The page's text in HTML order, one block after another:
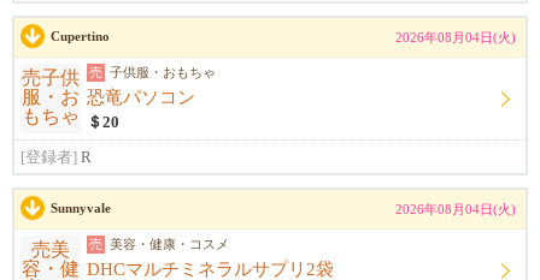
Cupertino 2026年08月04日(火)
売 子供服・おもちゃ
恐竜パソコン
＄20
[登録者] R
Sunnyvale 2026年08月04日(火)
売 美容・健康・コスメ
DHCマルチミネラルサプリ2袋